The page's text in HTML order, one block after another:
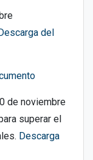
Descarga del
de noviembre
superar el
Descarga